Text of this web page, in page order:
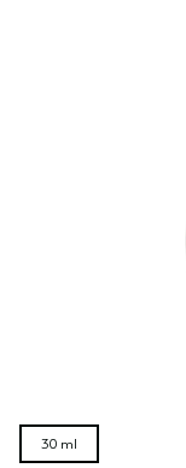
30 ml